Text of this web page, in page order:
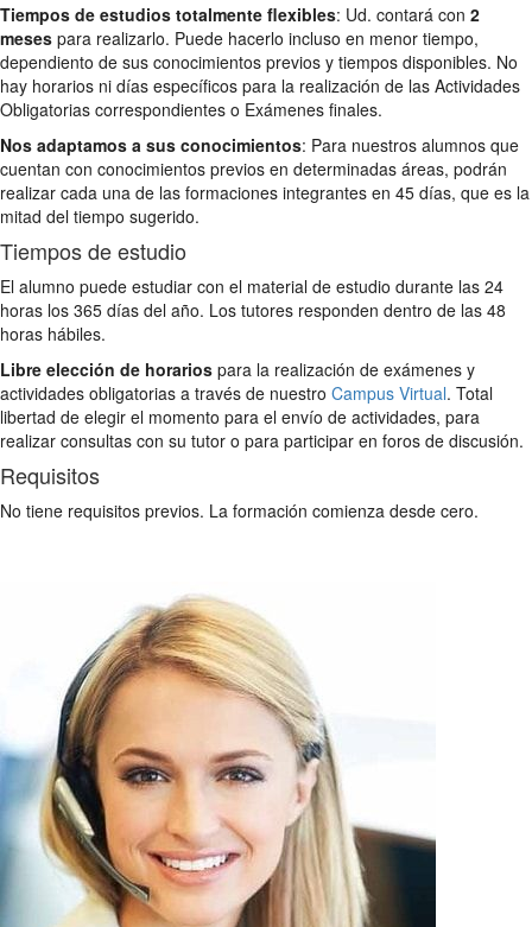
Tiempos de estudios totalmente flexibles: Ud. contará con 2
meses para realizarlo. Puede hacerlo incluso en menor tiempo,
dependiento de sus conocimientos previos y tiempos disponibles. No
hay horarios ni días específicos para la realización de las Actividades
Obligatorias correspondientes o Exámenes finales.
Nos adaptamos a sus conocimientos: Para nuestros alumnos que
cuentan con conocimientos previos en determinadas áreas, podrán
realizar cada una de las formaciones integrantes en 45 días, que es la
mitad del tiempo sugerido.
Tiempos de estudio
El alumno puede estudiar con el material de estudio durante las 24
horas los 365 días del año. Los tutores responden dentro de las 48
horas hábiles.
Libre elección de horarios para la realización de exámenes y
actividades obligatorias a través de nuestro Campus Virtual. Total
libertad de elegir el momento para el envío de actividades, para
realizar consultas con su tutor o para participar en foros de discusión.
Requisitos
No tiene requisitos previos. La formación comienza desde cero.